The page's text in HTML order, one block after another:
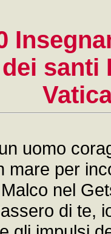
santi
uomo
mare per
nel
di te,